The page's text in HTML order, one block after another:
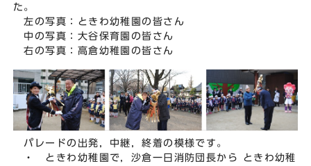
た。
左の写真：ときわ幼稚園の皆さん
中の写真：大谷保育園の皆さん
右の写真：高倉幼稚園の皆さん
パレードの出発，中継，終着の模様です。
・ ときわ幼稚園で，沙倉一日消防団長から ときわ幼稚